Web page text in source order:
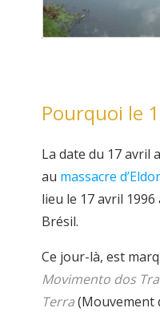
Pourquoi le
La date du 17 avril
au massacre
lieu le 17 avril 1996
Brésil.
Ce jour-là, est
Movimento dos
Terra(Mouvement